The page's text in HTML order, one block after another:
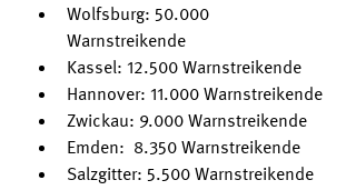
Wolfsburg: 50.000
Warnstreikende
Kassel: 12.500 Warnstreikende
Hannover: 11.000 Warnstreikende
Zwickau: 9.000 Warnstreikende
Emden:  8.350 Warnstreikende
Salzgitter: 5.500 Warnstreikende